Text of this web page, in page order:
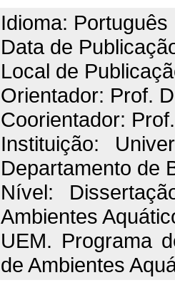
Idioma: Português
Data de
Local de
Orientador: Prof.
Coorientador:
Instituição:
Departamento de
Nível:
Ambientes
UEM. Programa
de Ambientes